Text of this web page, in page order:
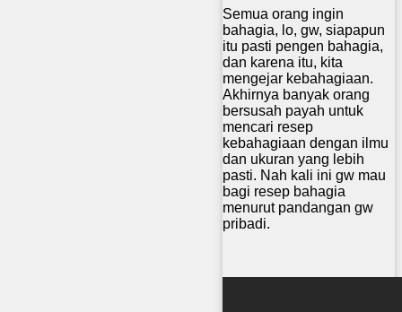
Semua orang ingin
bahagia, lo, gw, siapapun
itu pasti pengen bahagia,
dan karena itu, kita
mengejar kebahagiaan.
Akhirnya banyak orang
bersusah payah untuk
mencari resep
kebahagiaan dengan ilmu
dan ukuran yang lebih
pasti. Nah kali ini gw mau
bagi resep bahagia
menurut pandangan gw
pribadi.